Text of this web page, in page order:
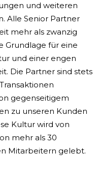
und weiteren
Alle Senior Partner
mehr als zwanzig
Grundlage für eine
und einer engen
Die Partner sind stets
gegenseitigem
zu unseren Kunden
Kultur wird von
mehr als 30
Mitarbeitern gelebt.